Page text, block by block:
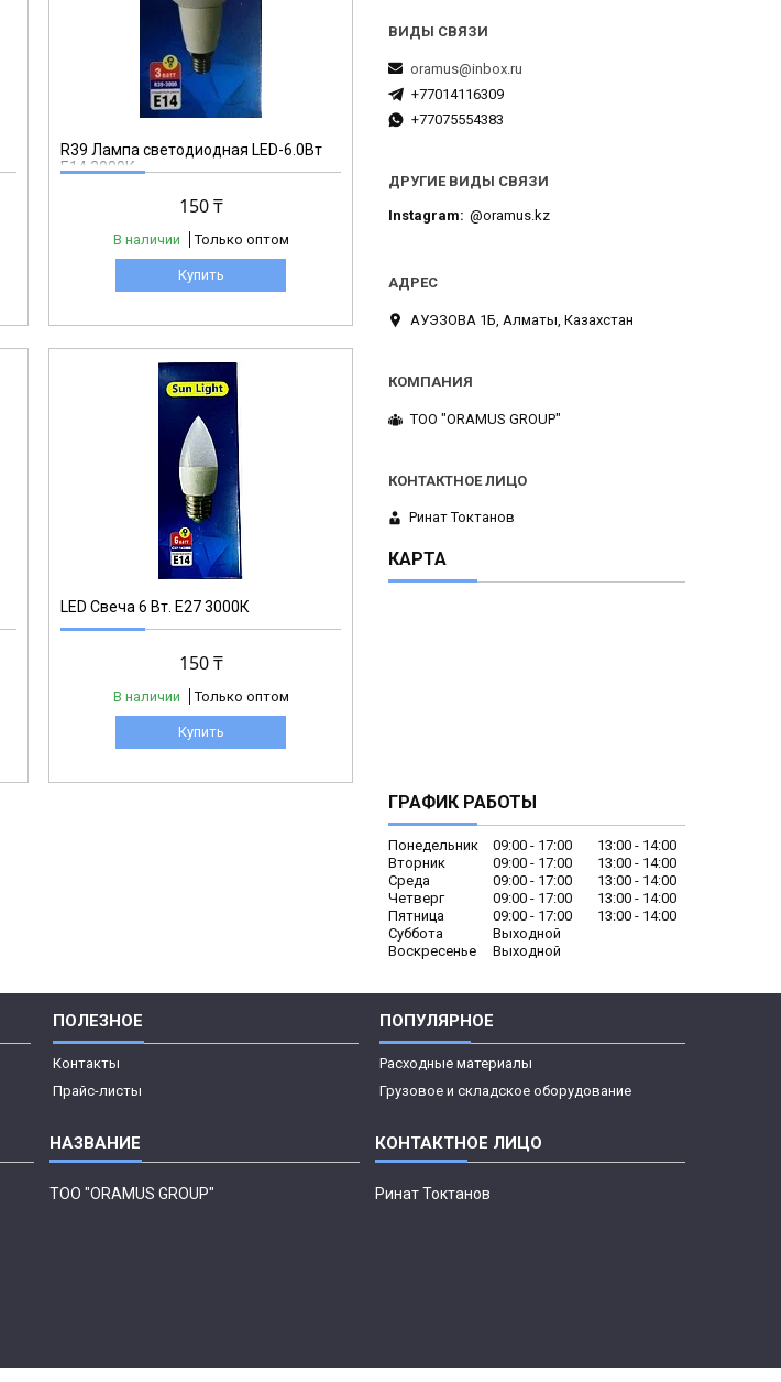
R39 Лампа светодиодная LED-6.0Вт
Е14 3000К
150 ₸
В наличии Только оптом
Купить
LED Свеча 6 Вт. Е27 3000К
150 ₸
В наличии Только оптом
Купить
oramus@inbox.ru
+77014116309
+77075554383
ДРУГИЕ ВИДЫ СВЯЗИ
Instagram @oramus.kz
АУЭЗОВА 1Б, Алматы, Казахстан
ТОО "ORAMUS GROUP"
Ринат Токтанов
КАРТА
ГРАФИК РАБОТЫ
Понедельник 09:00 17:00 13:00
14:00
Вторник
09:00 17:00 13:00
14:00
Среда
09:00 17:00 13:00
14:00
Четверг
09:00 17:00 13:00
14:00
Пятница
09:00 17:00 13:00
14:00
Суббота
Выходной
Воскресенье
Выходной
ПОЛЕЗНОЕ
Контакты
Прайс-листы
ПОПУЛЯРНОЕ
Расходные материалы
Грузовое и складское оборудование
ТОО "ORAMUS GROUP" Ринат Токтанов